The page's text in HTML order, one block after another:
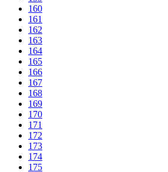
160
161
162
163
164
165
166
167
168
169
170
171
172
173
174
175